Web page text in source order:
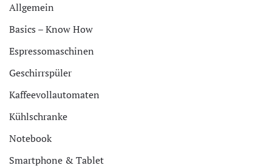
Allgemein
Basics – Know How
Espressomaschinen
Geschirrspüler
Kaffeevollautomaten
Kühlschranke
Notebook
Smartphone & Tablet